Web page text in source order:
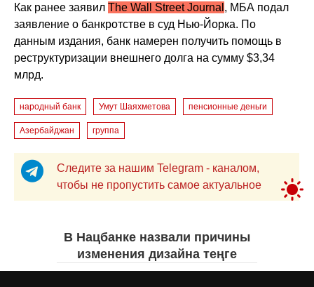
Как ранее заявилThe Wall Street Journal , МБА подал
заявление о банкротстве в суд Нью-Йорка. По
данным издания, банк намерен получить помощь в
реструктуризации внешнего долга на сумму $3,34
млрд.
народный банк Умут Шаяхметова пенсионные деньги
Азербайджан группа
Следите за нашим Telegram - каналом,
чтобы не пропустить самое актуальное
В Нацбанке назвали причины
изменения дизайна теңге